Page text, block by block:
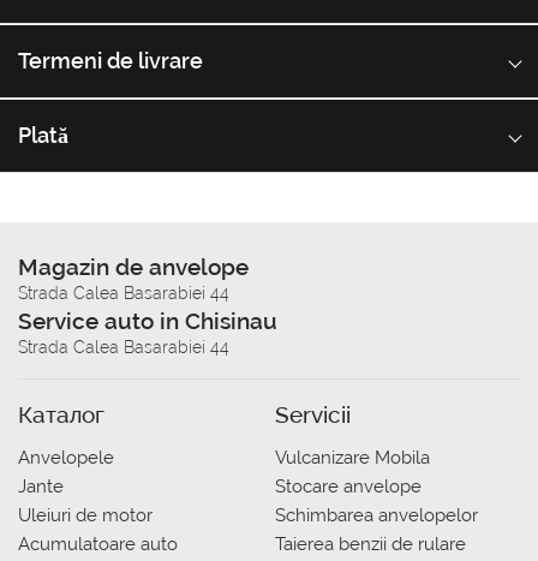
Termeni de livrare
Plată
Magazin de anvelope
Strada Calea Basarabiei 44
Service auto in Chisinau
Strada Calea Basarabiei 44
Каталог
Anvelopele
Jante
Uleiuri de motor
Acumulatoare auto
Servicii
Vulcanizare Mobila
Stocare anvelope
Schimbarea anvelopelor
Taierea benzii de rulare